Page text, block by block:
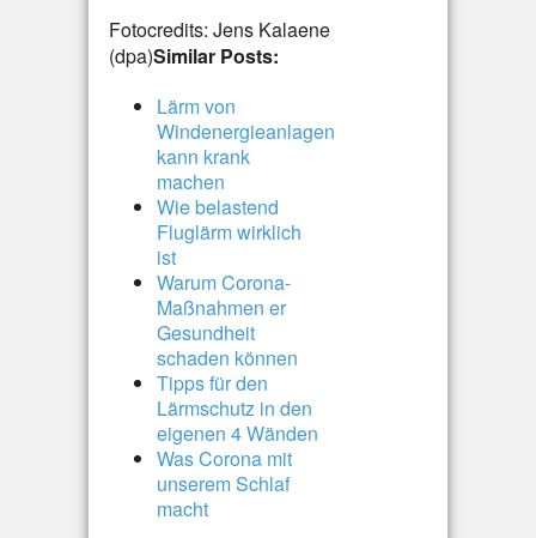
Fotocredits: Jens Kalaene
(dpa)Similar Posts:
Lärm von
Windenergieanlagen
kann krank
machen
Wie belastend
Fluglärm wirklich
ist
Warum Corona-
Maßnahmen er
Gesundheit
schaden können
Tipps für den
Lärmschutz in den
eigenen 4 Wänden
Was Corona mit
unserem Schlaf
macht